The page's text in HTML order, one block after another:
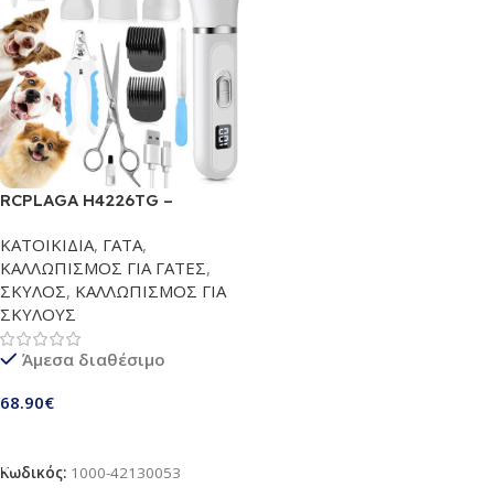
RCPLAGA H4226TG –
για κατοικίδια | Μίνι ηλεκτρική
κουρευτική μηχανή για
κατοικίδια με χαμηλό θόρυβο &
ψηφιακή οθόνη | Ασύρματη &
αδιάβροχη κουρευτική μηχανή
επαναφορτιζόμενη | Σετ
νυχιών, λίμα & 4 διαφορετικές
Kατάλληλο για μικρά & μεγάλα
ΚΑΤΟΙΚΙΔΙΑ, ΓΑΤΑ,
ΚΑΛΛΩΠΙΣΜΟΣ ΓΙΑ ΓΑΤΕΣ,
ΣΚΥΛΟΣ, ΚΑΛΛΩΠΙΣΜΟΣ ΓΙΑ
ΣΚΥΛΟΥΣ
Άμεσα διαθέσιμο
68.90€
Κωδικός: 1000-42130053